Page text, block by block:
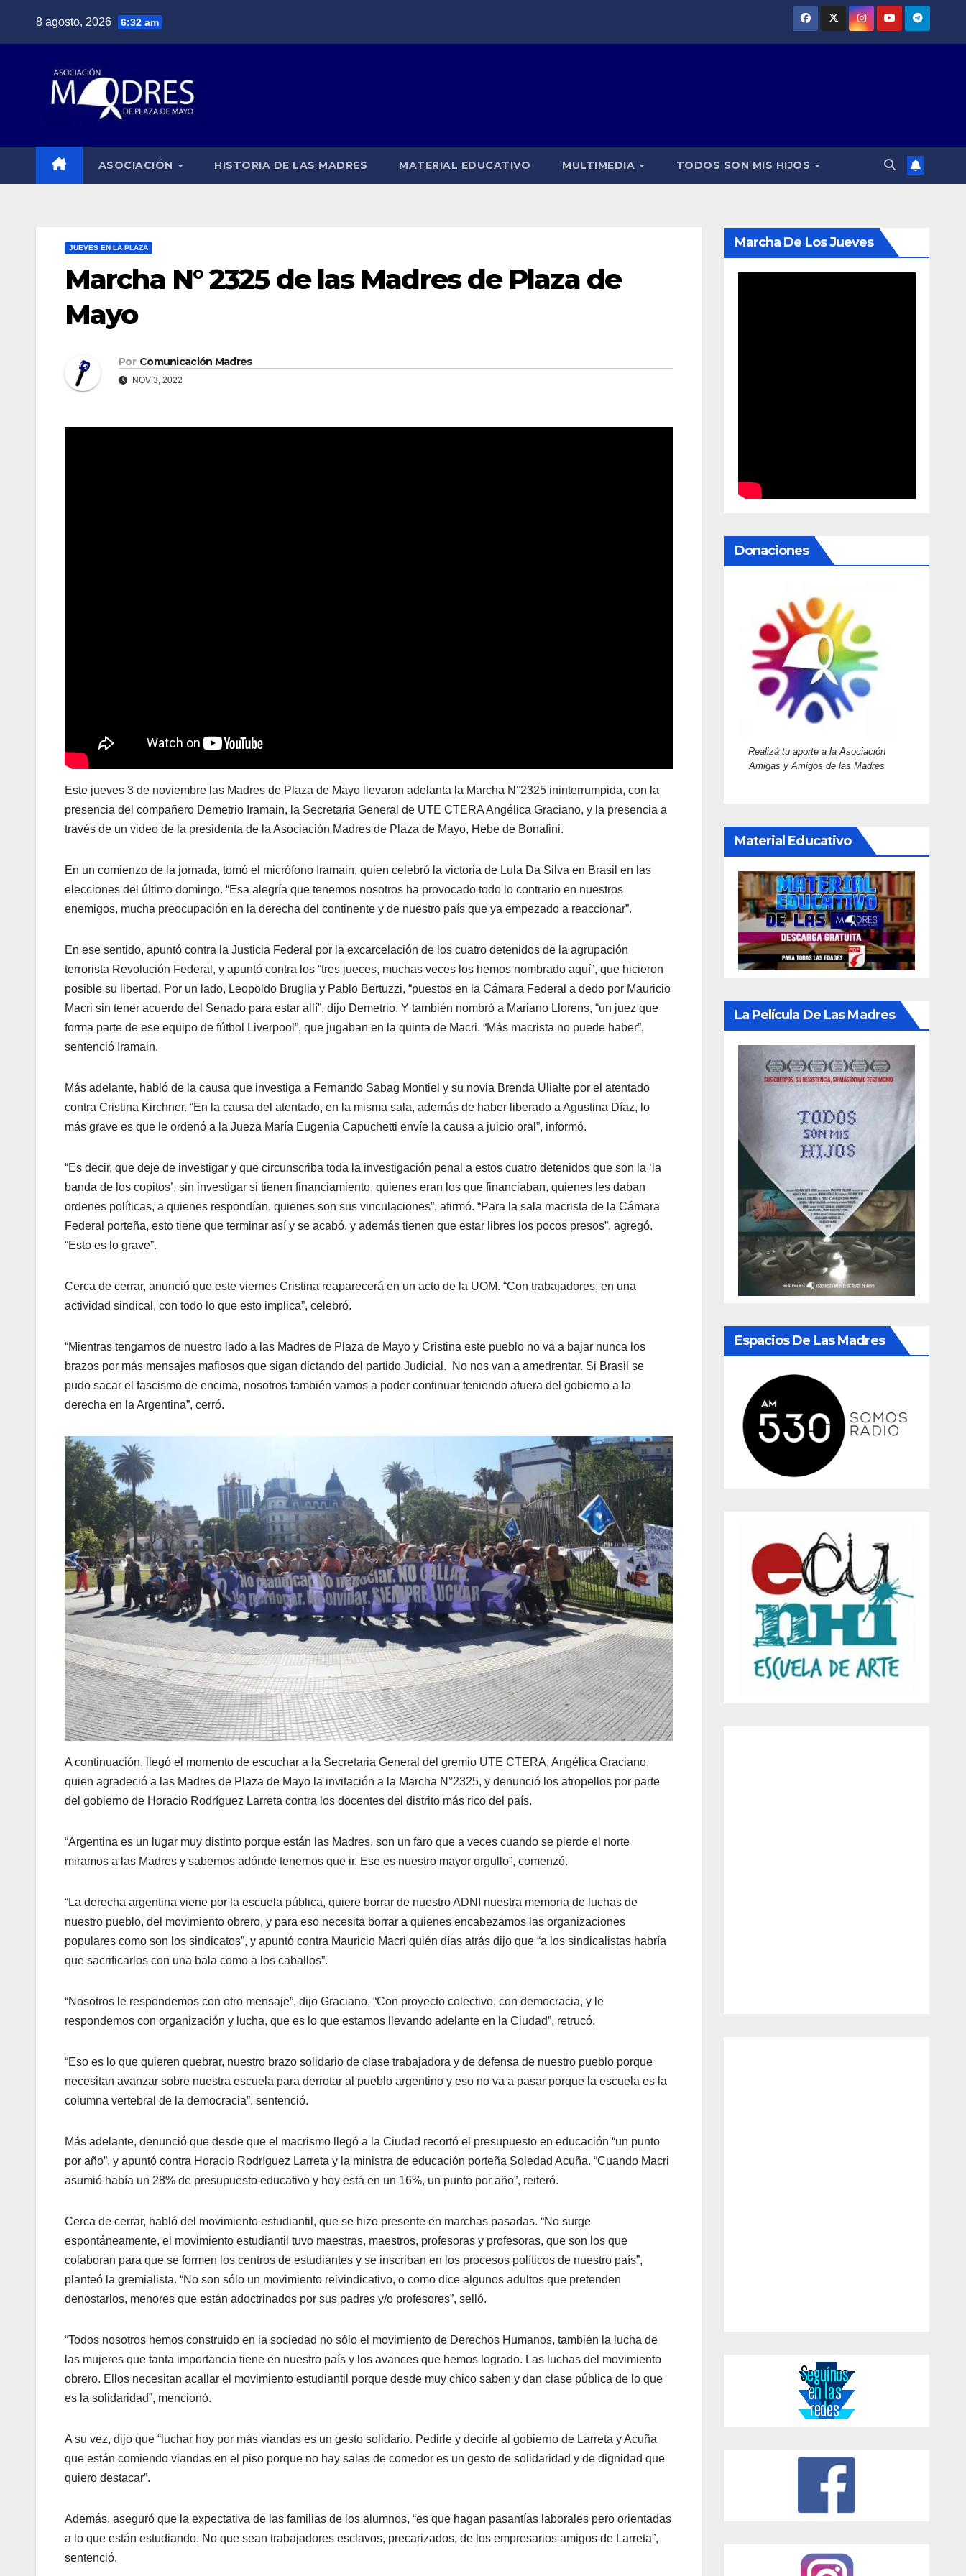
8 agosto, 2026 6:32 am
ASOCIACIÓN HISTORIA DE LAS MADRES MATERIAL EDUCATIVO MULTIMEDIA TODOS SON MIS HIJOS
JUEVES EN LA PLAZA
Marcha N° 2325 de las Madres de Plaza de
Mayo
Por Comunicación Madres
NOV 3, 2022
Este jueves 3 de noviembre las Madres de Plaza de Mayo llevaron adelanta la Marcha N°2325 ininterrumpida, con la
presencia del compañero Demetrio Iramain, la Secretaria General de UTE CTERA Angélica Graciano, y la presencia a
través de un video de la presidenta de la Asociación Madres de Plaza de Mayo, Hebe de Bonafini.
En un comienzo de la jornada, tomó el micrófono Iramain, quien celebró la victoria de Lula Da Silva en Brasil en las
elecciones del último domingo. “Esa alegría que tenemos nosotros ha provocado todo lo contrario en nuestros
enemigos, mucha preocupación en la derecha del continente y de nuestro país que ya empezado a reaccionar”.
En ese sentido, apuntó contra la Justicia Federal por la excarcelación de los cuatro detenidos de la agrupación
terrorista Revolución Federal, y apuntó contra los “tres jueces, muchas veces los hemos nombrado aquí”, que hicieron
posible su libertad. Por un lado, Leopoldo Bruglia y Pablo Bertuzzi, “puestos en la Cámara Federal a dedo por Mauricio
Macri sin tener acuerdo del Senado para estar allí”, dijo Demetrio. Y también nombró a Mariano Llorens, “un juez que
forma parte de ese equipo de fútbol Liverpool”, que jugaban en la quinta de Macri. “Más macrista no puede haber”,
sentenció Iramain.
Más adelante, habló de la causa que investiga a Fernando Sabag Montiel y su novia Brenda Ulialte por el atentado
contra Cristina Kirchner. “En la causa del atentado, en la misma sala, además de haber liberado a Agustina Díaz, lo
más grave es que le ordenó a la Jueza María Eugenia Capuchetti envíe la causa a juicio oral”, informó.
“Es decir, que deje de investigar y que circunscriba toda la investigación penal a estos cuatro detenidos que son la ‘la
banda de los copitos’, sin investigar si tienen financiamiento, quienes eran los que financiaban, quienes les daban
ordenes políticas, a quienes respondían, quienes son sus vinculaciones”, afirmó. “Para la sala macrista de la Cámara
Federal porteña, esto tiene que terminar así y se acabó, y además tienen que estar libres los pocos presos”, agregó.
“Esto es lo grave”.
Cerca de cerrar, anunció que este viernes Cristina reaparecerá en un acto de la UOM. “Con trabajadores, en una
actividad sindical, con todo lo que esto implica”, celebró.
“Mientras tengamos de nuestro lado a las Madres de Plaza de Mayo y Cristina este pueblo no va a bajar nunca los
brazos por más mensajes mafiosos que sigan dictando del partido Judicial. No nos van a amedrentar. Si Brasil se
pudo sacar el fascismo de encima, nosotros también vamos a poder continuar teniendo afuera del gobierno a la
derecha en la Argentina”, cerró.
A continuación, llegó el momento de escuchar a la Secretaria General del gremio UTE CTERA, Angélica Graciano,
quien agradeció a las Madres de Plaza de Mayo la invitación a la Marcha N°2325, y denunció los atropellos por parte
del gobierno de Horacio Rodríguez Larreta contra los docentes del distrito más rico del país.
“Argentina es un lugar muy distinto porque están las Madres, son un faro que a veces cuando se pierde el norte
miramos a las Madres y sabemos adónde tenemos que ir. Ese es nuestro mayor orgullo”, comenzó.
“La derecha argentina viene por la escuela pública, quiere borrar de nuestro ADNI nuestra memoria de luchas de
nuestro pueblo, del movimiento obrero, y para eso necesita borrar a quienes encabezamos las organizaciones
populares como son los sindicatos”, y apuntó contra Mauricio Macri quién días atrás dijo que “a los sindicalistas habría
que sacrificarlos con una bala como a los caballos”.
“Nosotros le respondemos con otro mensaje”, dijo Graciano. “Con proyecto colectivo, con democracia, y le
respondemos con organización y lucha, que es lo que estamos llevando adelante en la Ciudad”, retrucó.
“Eso es lo que quieren quebrar, nuestro brazo solidario de clase trabajadora y de defensa de nuestro pueblo porque
necesitan avanzar sobre nuestra escuela para derrotar al pueblo argentino y eso no va a pasar porque la escuela es la
columna vertebral de la democracia”, sentenció.
Más adelante, denunció que desde que el macrismo llegó a la Ciudad recortó el presupuesto en educación “un punto
por año”, y apuntó contra Horacio Rodríguez Larreta y la ministra de educación porteña Soledad Acuña. “Cuando Macri
asumió había un 28% de presupuesto educativo y hoy está en un 16%, un punto por año”, reiteró.
Cerca de cerrar, habló del movimiento estudiantil, que se hizo presente en marchas pasadas. “No surge
espontáneamente, el movimiento estudiantil tuvo maestras, maestros, profesoras y profesoras, que son los que
colaboran para que se formen los centros de estudiantes y se inscriban en los procesos políticos de nuestro país”,
planteó la gremialista. “No son sólo un movimiento reivindicativo, o como dice algunos adultos que pretenden
denostarlos, menores que están adoctrinados por sus padres y/o profesores”, selló.
“Todos nosotros hemos construido en la sociedad no sólo el movimiento de Derechos Humanos, también la lucha de
las mujeres que tanta importancia tiene en nuestro país y los avances que hemos logrado. Las luchas del movimiento
obrero. Ellos necesitan acallar el movimiento estudiantil porque desde muy chico saben y dan clase pública de lo que
es la solidaridad”, mencionó.
A su vez, dijo que “luchar hoy por más viandas es un gesto solidario. Pedirle y decirle al gobierno de Larreta y Acuña
que están comiendo viandas en el piso porque no hay salas de comedor es un gesto de solidaridad y de dignidad que
quiero destacar”.
Además, aseguró que la expectativa de las familias de los alumnos, “es que hagan pasantías laborales pero orientadas
a lo que están estudiando. No que sean trabajadores esclavos, precarizados, de los empresarios amigos de Larreta”,
sentenció.
Marcha De Los Jueves
Donaciones
Realizá tu aporte a la Asociación
Amigas y Amigos de las Madres
Material Educativo
La Película De Las Madres
Espacios De Las Madres